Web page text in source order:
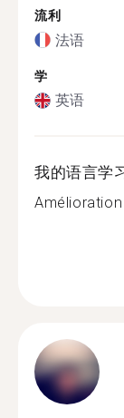
流利
法语
学
英语
我的语言学